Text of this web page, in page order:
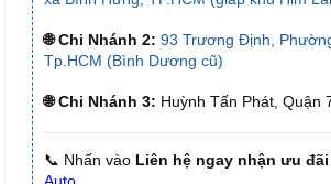
🌐 Chi Nhánh 2: 93 Trương Định,
Tp.HCM (Bình Dương cũ)
🌐 Chi Nhánh 3: Huỳnh Tấn Phát, Quận
📞 Nhấn vào Liên hệ ngay nhận ưu